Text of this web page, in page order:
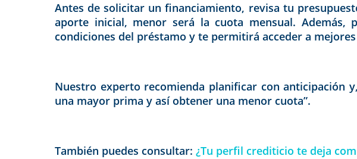
Antes de solicitar un financiamiento, revisa tu
aporte inicial, menor será la cuota mensual.
condiciones del préstamo y te permitirá acceder a
Nuestro experto recomienda planificar con anticipación
una mayor prima y así obtener una menor cuota”.
También puedes consultar: ¿Tu perfil crediticio te deja